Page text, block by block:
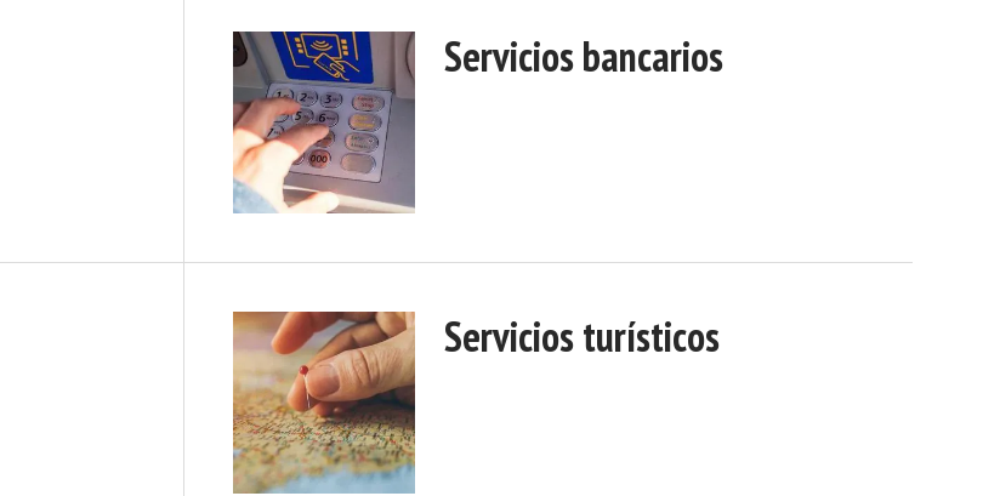
Servicios bancarios
Servicios turísticos